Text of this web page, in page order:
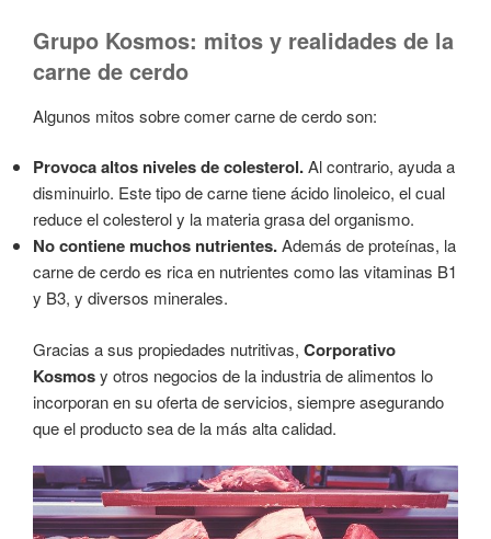
Grupo Kosmos: mitos y realidades de la
carne de cerdo
Algunos mitos sobre comer carne de cerdo son:
Provoca altos niveles de colesterol.Al contrario, ayuda a
disminuirlo. Este tipo de carne tiene ácido linoleico, el cual
reduce el colesterol y la materia grasa del organismo.
No contiene muchos nutrientes.Además de proteínas, la
carne de cerdo es rica en nutrientes como las vitaminas B1
y B3, y diversos minerales.
Gracias a sus propiedades nutritivas, Corporativo
Kosmosy otros negocios de la industria de alimentos lo
incorporan en su oferta de servicios, siempre asegurando
que el producto sea de la más alta calidad.